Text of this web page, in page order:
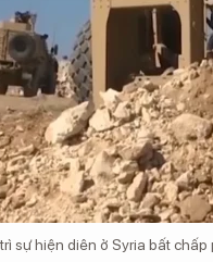
sự hiện diên ở Syria bất